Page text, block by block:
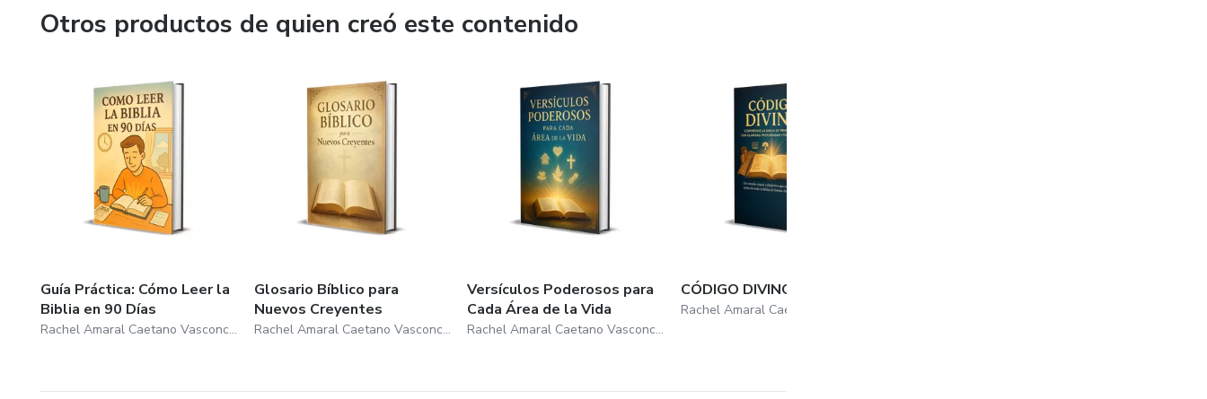
Otros productos de quien creó este contenido
Guía Práctica: Cómo Leer la
Biblia en 90 Días
Rachel Amaral Caetano Vasconcelos
Glosario Bíblico para
Nuevos Creyentes
Rachel Amaral Caetano Vasconcelos
Versículos Poderosos para
Cada Área de la Vida
Rachel Amaral Caetano Vasconcelos
CÓDIGO DIVINO